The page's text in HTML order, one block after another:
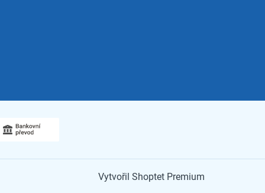
Vytvořil Shoptet Premium